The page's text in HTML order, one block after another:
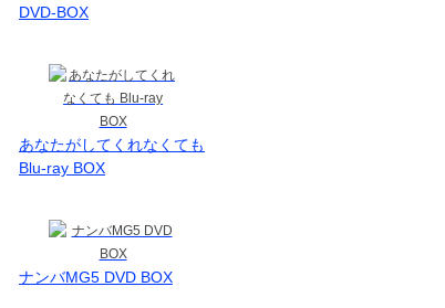
DVD-BOX
あなたがしてくれなくても
Blu-ray BOX
ナンバMG5 DVD BOX